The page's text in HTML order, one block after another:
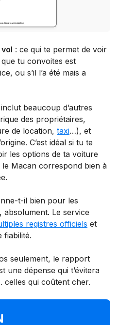
: ce qui te permet de voir
tu convoites est
ou s’il l’a été mais a
beaucoup d’autres
des propriétaires,
de location, taxi…), et
C’est idéal si tu te
les options de ta voiture
Macan correspond bien à
t-il bien pour les
absolument. Le service
registres officiels et
fiabilité.
seulement, le rapport
une dépense qui t’évitera
celles qui coûtent cher.